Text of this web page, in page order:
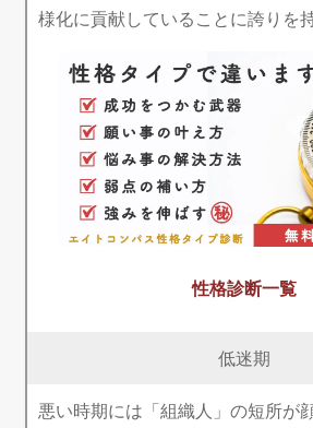
様化に貢献していることに誇りを
性格診断一覧
低迷期
悪い時期には「組織人」の短所が